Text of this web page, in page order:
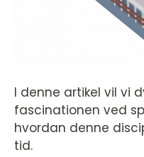
I denne artikel vil vi
fascinationen ved
hvordan denne
tid.